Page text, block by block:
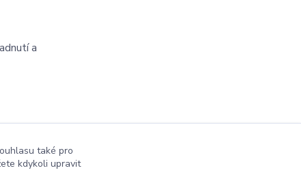
a
také pro
kdykoli upravit